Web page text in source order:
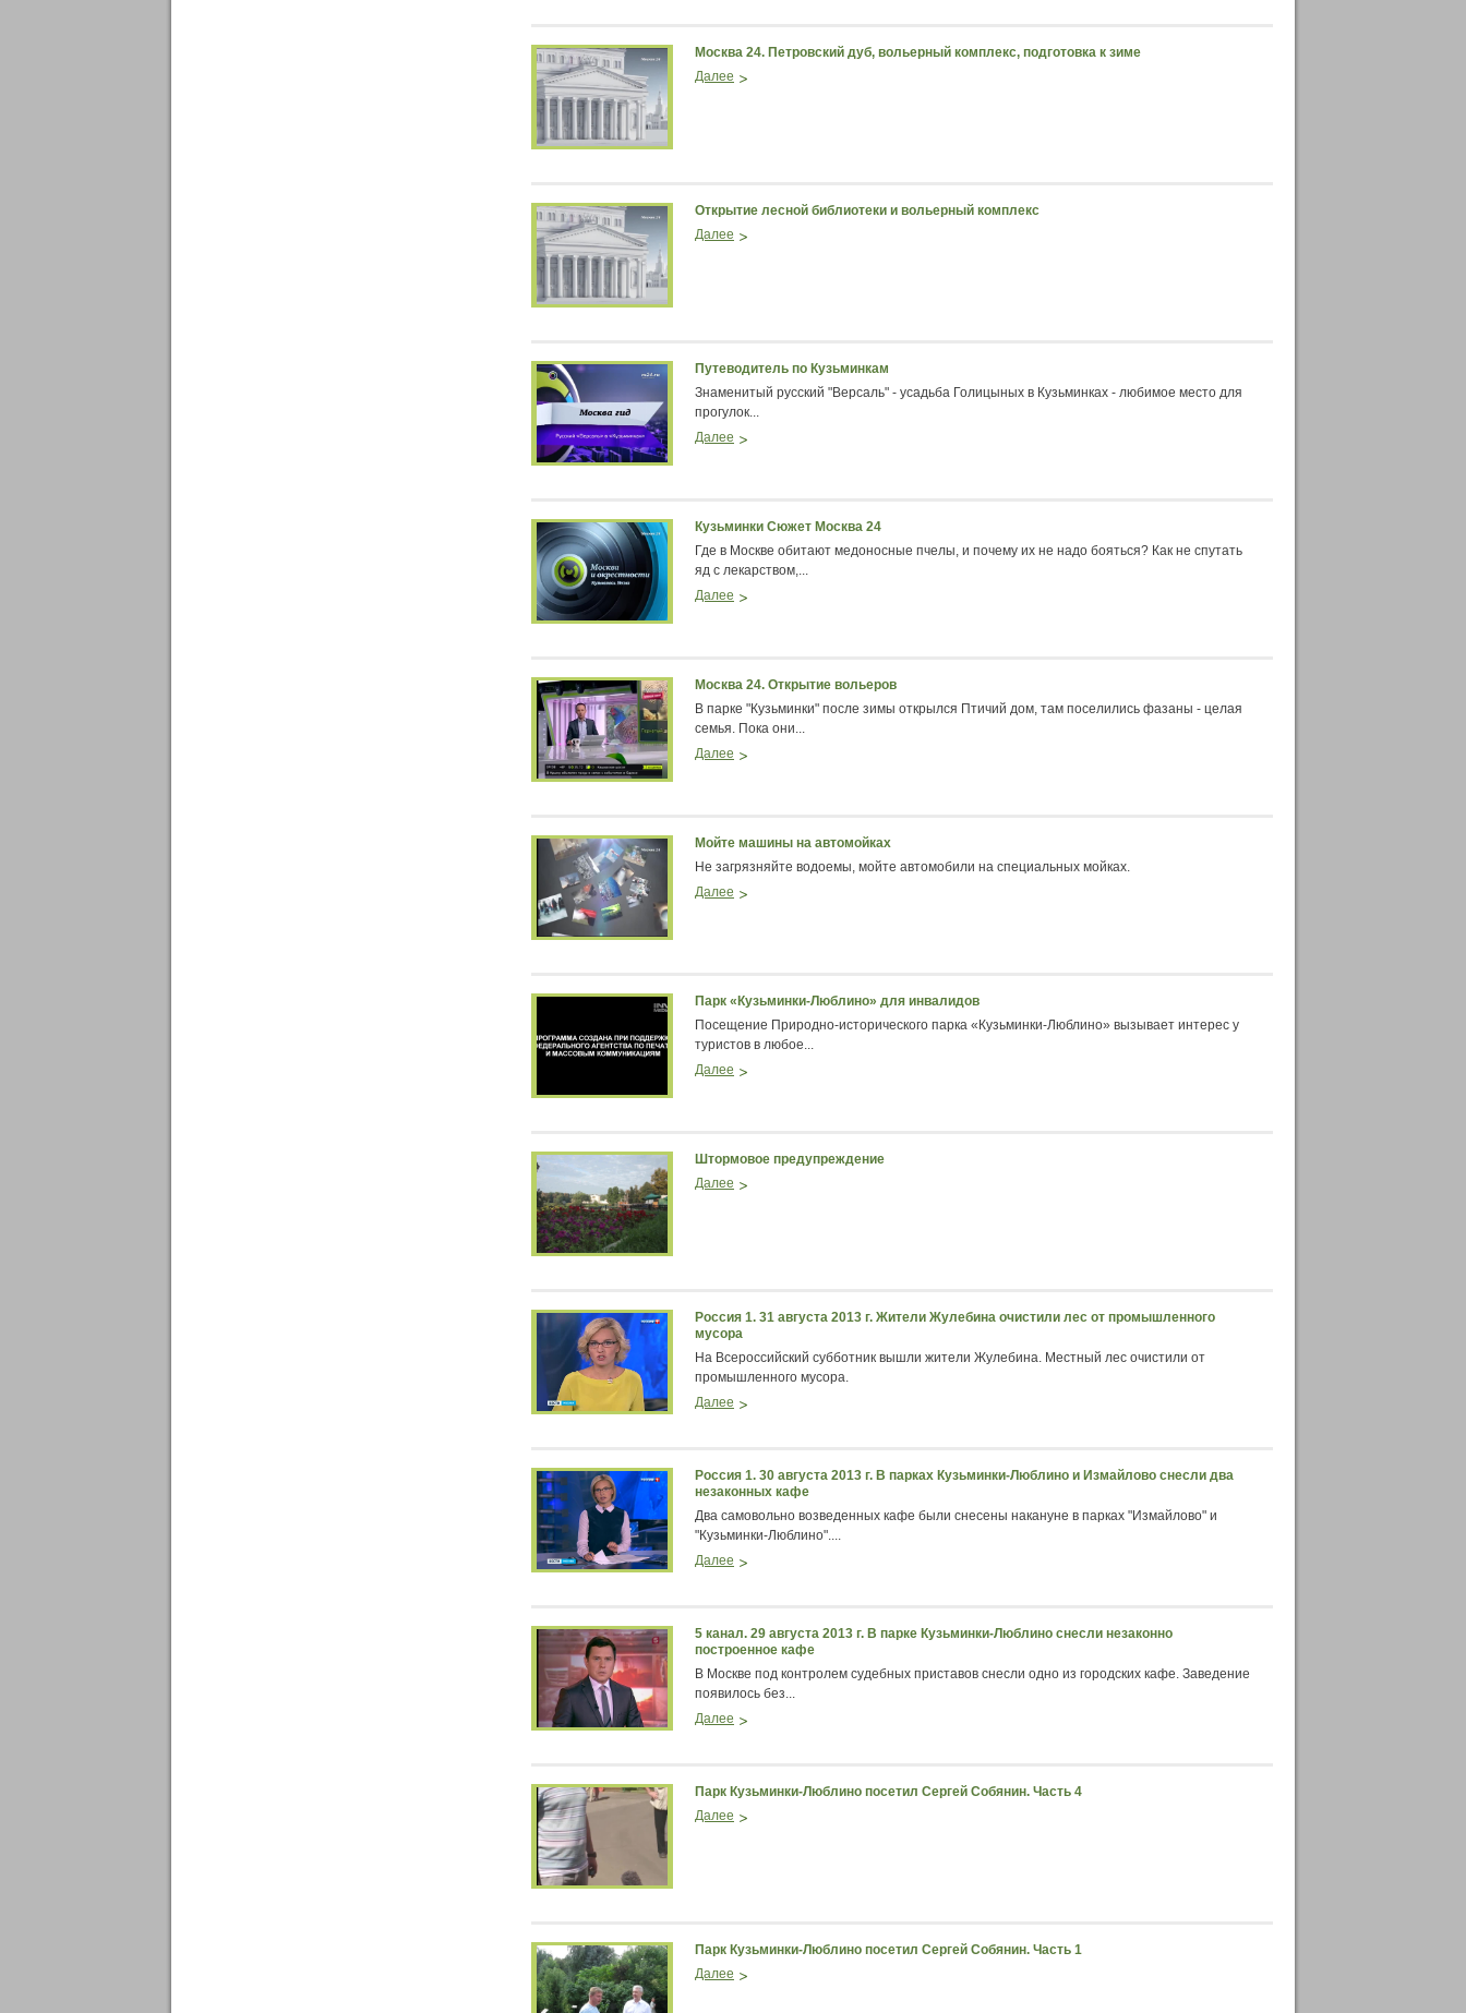
Москва 24. Петровский дуб, вольерный комплекс, подготовка к зиме
Далее
Открытие лесной библиотеки и вольерный комплекс
Далее
Путеводитель по Кузьминкам
Знаменитый русский "Версаль" - усадьба Голицыных в Кузьминках - любимое место для
прогулок...
Далее
Кузьминки Сюжет Москва 24
Где в Москве обитают медоносные пчелы, и почему их не надо бояться? Как не спутать
яд с лекарством,...
Далее
Москва 24. Открытие вольеров
В парке "Кузьминки" после зимы открылся Птичий дом, там поселились фазаны - целая
семья. Пока они...
Далее
Мойте машины на автомойках
Не загрязняйте водоемы, мойте автомобили на специальных мойках.
Далее
Парк «Кузьминки-Люблино» для инвалидов
Посещение Природно-исторического парка «Кузьминки-Люблино» вызывает интерес у
туристов в любое...
Далее
Штормовое предупреждение
Далее
Россия 1. 31 августа 2013 г. Жители Жулебина очистили лес от промышленного
мусора
На Всероссийский субботник вышли жители Жулебина. Местный лес очистили от
промышленного мусора.
Далее
Россия 1. 30 августа 2013 г. В парках Кузьминки-Люблино и Измайлово снесли два
незаконных кафе
Два самовольно возведенных кафе были снесены накануне в парках "Измайлово" и
"Кузьминки-Люблино"....
Далее
5 канал. 29 августа 2013 г. В парке Кузьминки-Люблино снесли незаконно
построенное кафе
В Москве под контролем судебных приставов снесли одно из городских кафе. Заведение
появилось без...
Далее
Парк Кузьминки-Люблино посетил Сергей Собянин. Часть 4
Далее
Парк Кузьминки-Люблино посетил Сергей Собянин. Часть 1
Далее